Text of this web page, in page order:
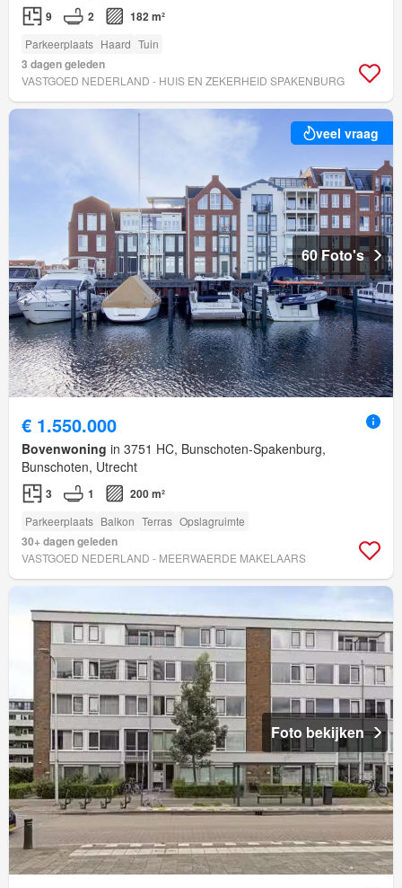
9 2 182 m²
Parkeerplaats Haard Tuin
3 dagen geleden
VASTGOED NEDERLAND - HUIS EN ZEKERHEID SPAKENBURG
veel vraag
60 Foto's
€ 1.550.000
Bovenwoning in 3751 HC, Bunschoten-Spakenburg,
Bunschoten, Utrecht
3 1 200 m²
Parkeerplaats Balkon Terras Opslagruimte
30+ dagen geleden
VASTGOED NEDERLAND - MEERWAERDE MAKELAARS
Foto bekijken